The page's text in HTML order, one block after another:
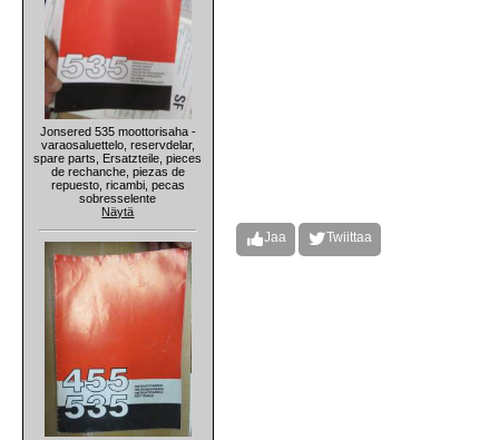
Jonsered 535 moottorisaha -
varaosaluettelo, reservdelar,
spare parts, Ersatzteile, pieces
de rechanche, piezas de
repuesto, ricambi, pecas
sobresselente
Näytä
Jaa Twiittaa